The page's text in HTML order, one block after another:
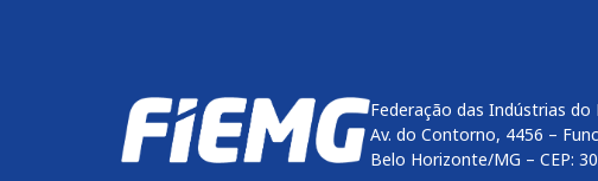
Federação das Indústrias do
Av. do Contorno, 4456 –
Belo Horizonte/MG – CEP:
btn-04